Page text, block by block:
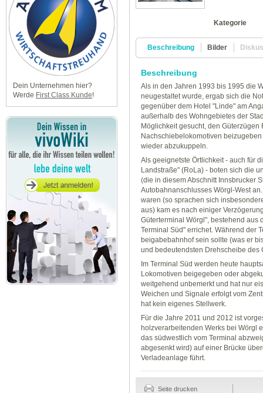
Dein Unternehmen hier?
Werde First Class Kunde!
Kategorie
Beschreibung Bilder
Beschreibung
Als in den Jahren 1993 bis 1995 die
neugestaltet wurde, ergab sich die
gegenüber dem Hotel "Linde" am
außerhalb des Wohngebietes der
Möglichkeit gesucht, den
Nachschiebelokomotiven
wieder abzukuppeln.
Als geeignetste Örtlichkeit - auch für
Landstraße" (RoLa) - boten sich die
(die in diesem Abschnitt Innsbrucker
Autobahnanschlusses Wörgl-West
waren (so sprachen sich
aus) kam es nach einiger
Güterterminal Wörgl", bestehend aus
Terminal Süd" errichet. Während der
beigabebahnhof sein sollte (was er
und bedeutendsten Drehscheibe des
Im Terminal Süd werden heute
Lokomotiven beigegeben oder
weitgehend unbemerkt und hat nur
Weichen und Signale erfolgt vom
hat kein eigenes Stellwerk.
Für die Jahre 2011 und 2012 ist
holzverarbeitenden Werks bei Wörgl
das südwestlich vom Terminal
abgesenkt wird) auf einer Brücke
Verladeanlage führt.
Seite drucken